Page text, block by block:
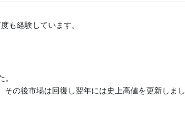
も経験しています。
。
の後市場は回復し翌年には史上高値を更新しまし